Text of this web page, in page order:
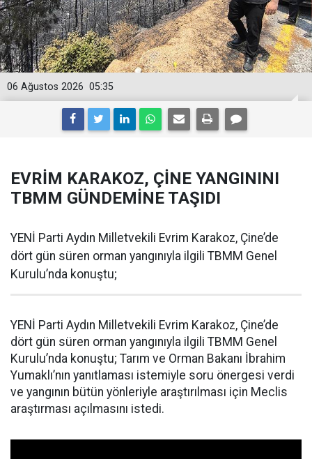
05:35
06 Ağustos 2026
EVRİM KARAKOZ, ÇİNE YANGININI
TBMM GÜNDEMİNE TAŞIDI
YENİ Parti Aydın Milletvekili Evrim Karakoz, Çine’de
dört gün süren orman yangınıyla ilgili TBMM Genel
Kurulu’nda konuştu;
YENİ Parti Aydın Milletvekili Evrim Karakoz, Çine’de
dört gün süren orman yangınıyla ilgili TBMM Genel
Kurulu’nda konuştu; Tarım ve Orman Bakanı İbrahim
Yumaklı’nın yanıtlaması istemiyle soru önergesi verdi
ve yangının bütün yönleriyle araştırılması için Meclis
araştırması açılmasını istedi.